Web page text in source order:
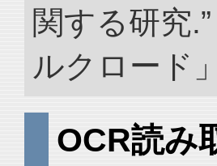
関する研究
ルクロード
OCR読み